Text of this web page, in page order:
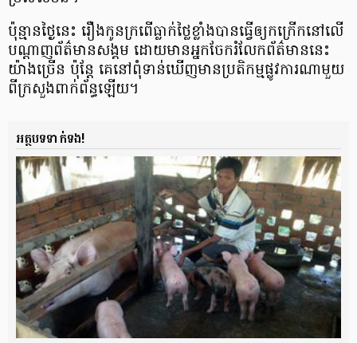
ប៉ុន្មាន​ថ្ងៃនេះ រឿង​កូនក្រពើ​ធ្លាក់​ថ្លៃ​ខ្លាំង​បាន​ធ្វើ​ឲ្យ​កក្រើក​នៅ​លើ​
បណ្ដាញព័ត៌មាន​សង្គម ដោយ​មាន​អ្នក​ចែករំលែក​ព័ត៌មាន​នេះ​
យ៉ាង​ច្រើន ប៉ុន្តែ គេនៅ​ពុំ​ទាន់​ឃើញ​មាន​ប្រតិកម្ម​ផ្លូវការណា​មួយ​
ពី​ក្រសួង​ពាក់ព័ន្ធ​ឡើយ។
អត្ថបទទាក់ទង!